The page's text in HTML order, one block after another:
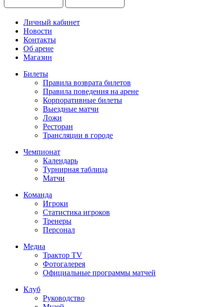
Личный кабинет
Новости
Контакты
Об арене
Магазин
Билеты
Правила возврата билетов
Правила поведения на арене
Корпоративные билеты
Выездные матчи
Ложи
Ресторан
Трансляции в городе
Чемпионат
Календарь
Турнирная таблица
Матчи
Команда
Игроки
Статистика игроков
Тренеры
Персонал
Медиа
Трактор TV
Фотогалерея
Официальные программы матчей
Клуб
Руководство